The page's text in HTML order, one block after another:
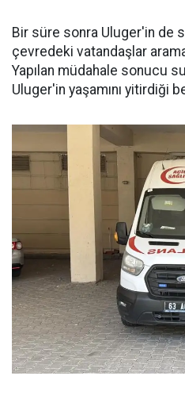
Bir süre sonra Uluger'in de
çevredeki vatandaşlar
Yapılan müdahale sonucu
Uluger'in yaşamını yitirdiği